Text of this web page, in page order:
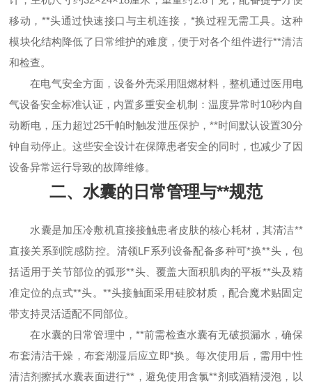
移动，**头通过快速接口与主机连接，*换过程无需工具。这种
模块化结构降低了日常维护的难度，便于对各个组件进行**清洁
和检查。
在电气安全方面，设备外壳采用阻燃材料，整机通过医用电
气设备安全标准认证，内置多重安全机制：温度异常时10秒内自
动断电，压力超过25千帕时触发泄压保护，**时间默认设置30分
钟自动停止。这些安全设计在保障患者安全的同时，也减少了因
设备异常运行导致的故障维修。
二、水囊的日常管理与**规范
水囊是加压冷敷机直接接触患者皮肤的核心耗材，其清洁**
直接关系到院感防控。清领LF系列设备配备多种可*换**头，包
括适用于关节部位的弧形**头、覆盖大面积肌肉的平板**头及精
准定位的点式**头。**头接触面采用硅胶材质，配合魔术贴固定
带支持灵活适配不同部位。
在水囊的日常管理中，**前需检查水囊有无破损漏水，确保
布套清洁干燥，布套潮湿后应立即*换。每次使用后，需用中性
清洁剂擦拭水囊表面进行**，避免使用含氯**剂或酒精浸泡，以